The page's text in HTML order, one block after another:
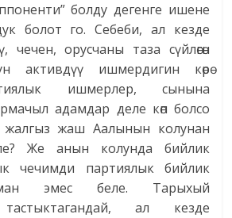
болду дегенге ишене
болот го. Себеби, ал кезде
чечен, орусчаны таза сүйлөгөн
активдүү ишмердигин көрө
ишмерлер, сынына
адамдар деле көп болсо
жалгыз жаш Аалынын колунан
Же анын колунда бийлик
чечимди партиялык бийлик
эмес беле. Тарыхый
ал кезде